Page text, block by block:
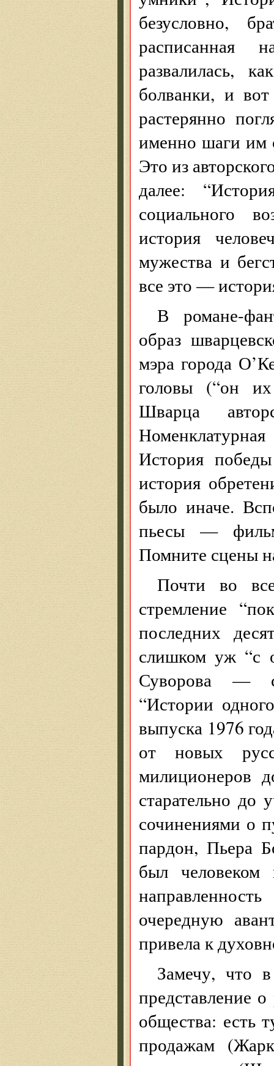
безусловно,
расписанная
развалилась,
болванки, и
растерянно
именно шаги им
Это из
далее:
социального
история
мужества и
все это —
В романе-
образ
мэра города
головы (“он
Шварца
История
история
было иначе.
пьесы —
Помните сцены
Почти во
стремление
последних
слишком уж “с
Суворова —
“Истории
выпуска 1976
от новых
милиционеров
старательно до
сочинениями о
пардон, Пьера
был человеком
очередную
привела к
Замечу, что
представление
общества: есть
продажам